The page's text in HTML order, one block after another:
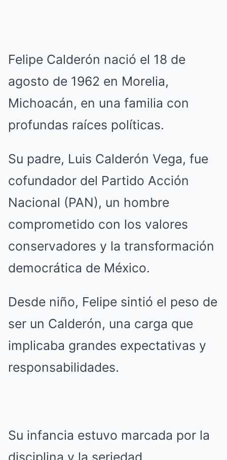
Felipe Calderón nació el 18 de
agosto de 1962 en Morelia,
Michoacán, en una familia con
profundas raíces políticas.
Su padre, Luis Calderón Vega, fue
cofundador del Partido Acción
Nacional (PAN), un hombre
comprometido con los valores
conservadores y la transformación
democrática de México.
Desde niño, Felipe sintió el peso de
ser un Calderón, una carga que
implicaba grandes expectativas y
responsabilidades.
Su infancia estuvo marcada por la